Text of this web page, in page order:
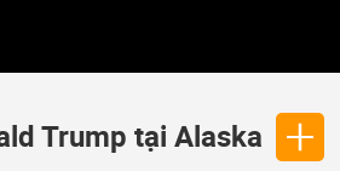
Trump tại Alaska